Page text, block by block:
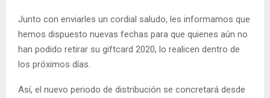
Junto con enviarles un cordial saludo, les informamos que
hemos dispuesto nuevas fechas para que quienes aún no
han podido retirar su giftcard 2020, lo realicen dentro de
los próximos días.
Así, el nuevo periodo de distribución se concretará desde